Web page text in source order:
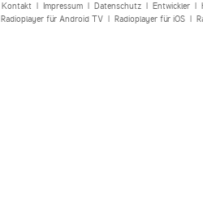
Kontakt| Impressum| Datenschutz| Entwickler|
Radioplayer für Android TV| Radioplayer für iOS|